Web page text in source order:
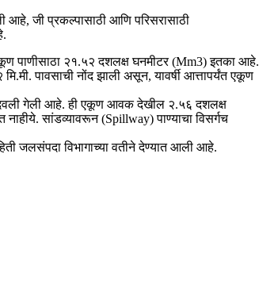
जी प्रकल्पासाठी आणि परिसरासाठी
पाणीसाठा २१.५२ दशलक्ष घनमीटर (Mm3) इतका आहे.
पावसाची नोंद झाली असून, यावर्षी आत्तापर्यंत एकूण
गेली आहे. ही एकूण आवक देखील २.५६ दशलक्ष
सांडव्यावरून (Spillway) पाण्याचा विसर्गच
जलसंपदा विभागाच्या वतीने देण्यात आली आहे.